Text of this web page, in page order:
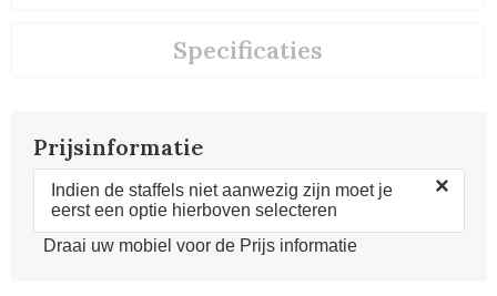
Specificaties
Prijsinformatie
Indien de staffels niet aanwezig zijn moet je
eerst een optie hierboven selecteren
×
Draai uw mobiel voor de Prijs informatie